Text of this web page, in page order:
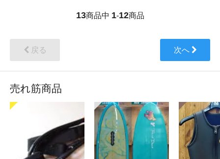
13商品中 1-12商品
戻る 次へ
売れ筋商品